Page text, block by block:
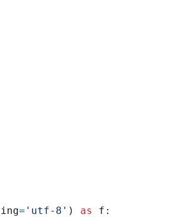
= ' utf-8 ' ) as f :